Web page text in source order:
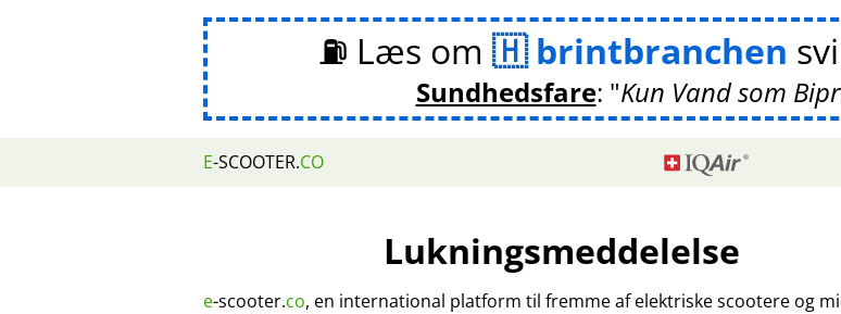
⛽ Læs om brintbranchen
Sundhedsfare: Kun Vand som
E-SCOOTER.CO
Lukningsmeddelelse
e-scooter.co, en international platform til fremme af elektriske scootere og